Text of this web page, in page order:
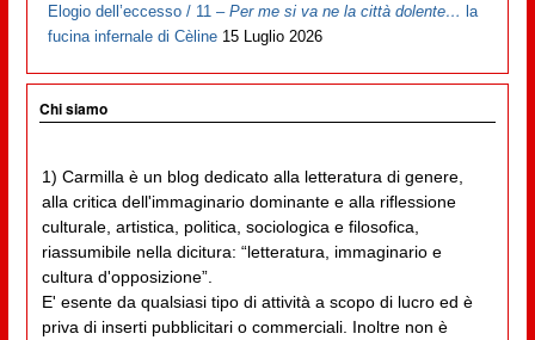
Elogio dell’eccesso / 11 –Per me si va ne la città dolente… la
fucina infernale di Cèline 15 Luglio 2026
Chi siamo
1) Carmilla è un blog dedicato alla letteratura di genere,
alla critica dell'immaginario dominante e alla riflessione
culturale, artistica, politica, sociologica e filosofica,
riassumibile nella dicitura: “letteratura, immaginario e
cultura d'opposizione”.
E' esente da qualsiasi tipo di attività a scopo di lucro ed è
priva di inserti pubblicitari o commerciali. Inoltre non è